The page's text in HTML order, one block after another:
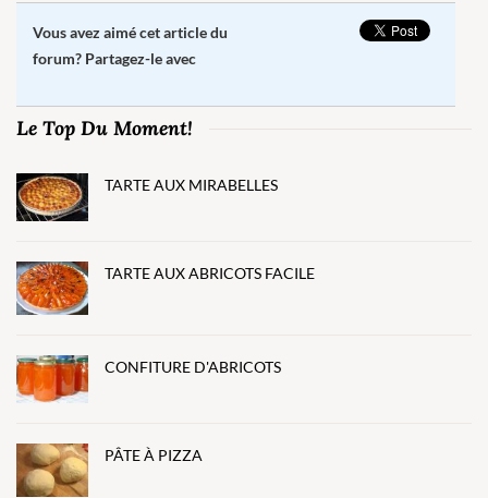
Vous avez aimé cet article du
forum? Partagez-le avec
Le Top Du Moment!
TARTE AUX MIRABELLES
TARTE AUX ABRICOTS FACILE
CONFITURE D'ABRICOTS
PÂTE À PIZZA